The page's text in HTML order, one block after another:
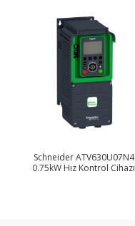
Schneider ATV630U07N4
0.75kW Hız Kontrol Cihazı